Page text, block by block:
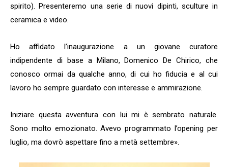
spirito). Presenteremo una serie di nuovi dipinti, sculture in
ceramica e video.
Ho affidato l’inaugurazione a un giovane curatore
indipendente di base a Milano, Domenico De Chirico, che
conosco ormai da qualche anno, di cui ho fiducia e al cui
lavoro ho sempre guardato con interesse e ammirazione.
Iniziare questa avventura con lui mi è sembrato naturale.
Sono molto emozionato. Avevo programmato l’opening per
luglio, ma dovrò aspettare fino a metà settembre».